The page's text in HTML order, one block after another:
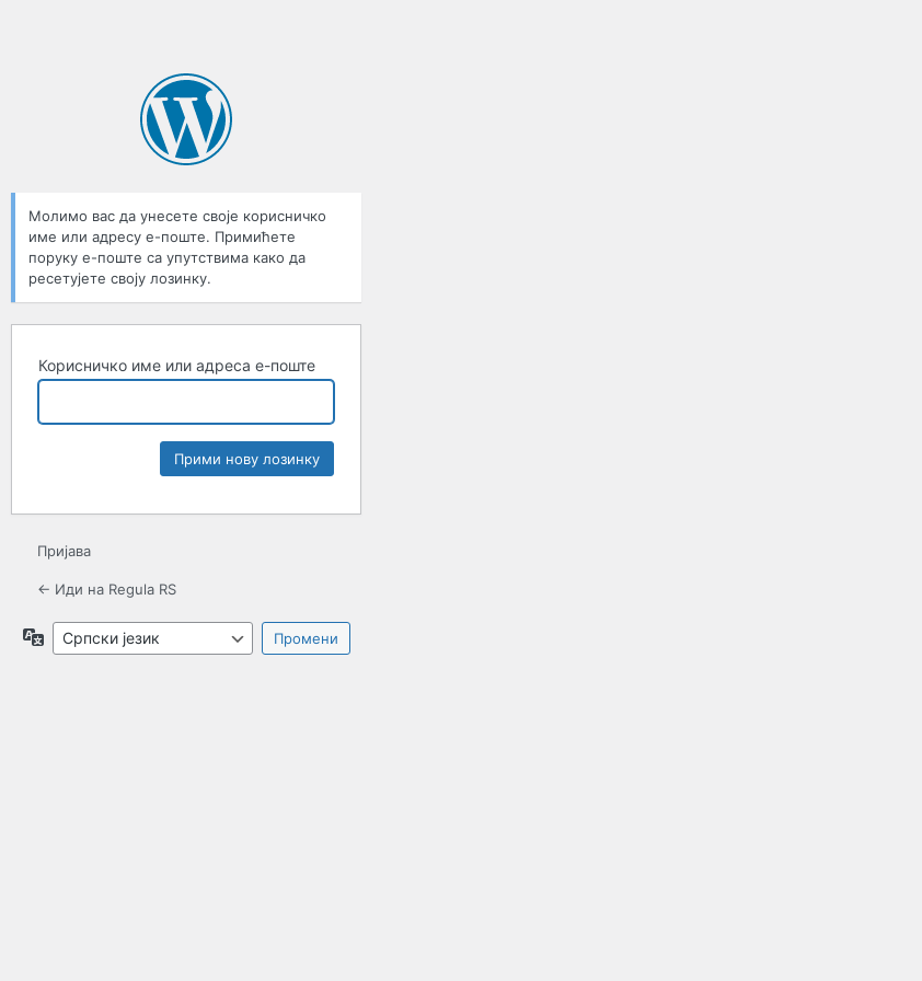
Молимо вас да унесете своје корисничко
име или адресу е-поште. Примићете
поруку е-поште са упутствима како да
ресетујете своју лозинку.
Корисничко име или адреса е-поште
Пријава
← Иди на Regula RS
Језик